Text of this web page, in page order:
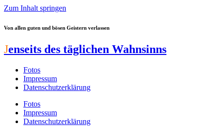
Zum Inhalt springen
Von allen guten und bösen Geistern verlassen
Jenseits des täglichen Wahnsinns
Fotos
Impressum
Datenschutzerklärung
Fotos
Impressum
Datenschutzerklärung